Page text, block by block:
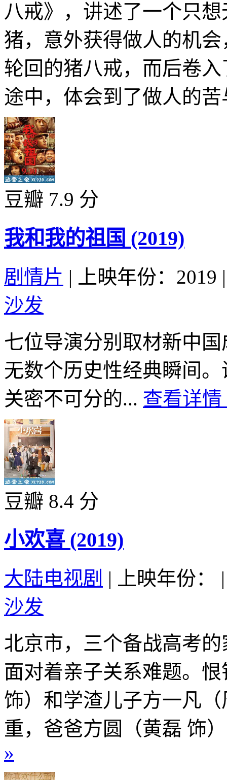
八戒》，讲述了一个只
猪，意外获得做人的机
轮回的猪八戒，而后卷
途中，体会到了做人的
豆瓣 7.9 分
我和我的祖国 (2019)
剧情片 | 上映年份：2019 |
沙发
七位导演分别取材新中
无数个历史性经典瞬间
关密不可分的... 查看详情
豆瓣 8.4 分
小欢喜 (2019)
大陆电视剧 | 上映年份：
|
沙发
北京市，三个备战高考
面对着亲子关系难题。
饰）和学渣儿子方一凡
重，爸爸方圆（黄磊 饰
»